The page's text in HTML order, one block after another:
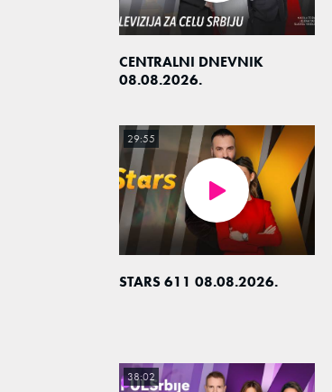
CENTRALNI DNEVNIK
08.08.2026.
STARS 611 08.08.2026.
29:55
38:02